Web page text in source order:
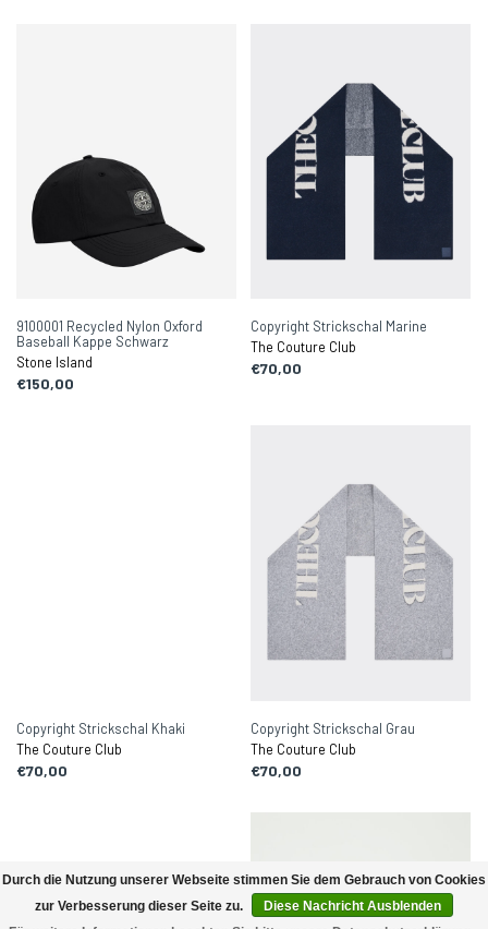
9100001 Recycled Nylon Oxford
Baseball Kappe Schwarz
Stone Island
€150,00
Copyright Strickschal Marine
The Couture Club
€70,00
Copyright Strickschal Khaki
The Couture Club
€70,00
Copyright Strickschal Grau
The Couture Club
€70,00
Durch die Nutzung unserer Webseite stimmen Sie dem Gebrauch von Cookies
zur Verbesserung dieser Seite zu.
Diese Nachricht Ausblenden